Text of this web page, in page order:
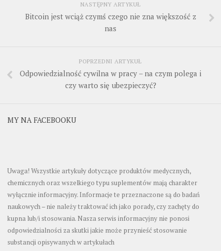
NASTĘPNY ARTYKUŁ
Bitcoin jest wciąż czymś czego nie zna większość z
nas
POPRZEDNI ARTYKUŁ
Odpowiedzialność cywilna w pracy – na czym polega i
czy warto się ubezpieczyć?
MY NA FACEBOOKU
Uwaga! Wszystkie artykuły dotyczące produktów medycznych,
chemicznych oraz wszelkiego typu suplementów mają charakter
wyłącznie informacyjny. Informacje te przeznaczone są do badań
naukowych – nie należy traktować ich jako porady, czy zachęty do
kupna lub/i stosowania. Nasza serwis informacyjny nie ponosi
odpowiedzialności za skutki jakie może przynieść stosowanie
substancji opisywanych w artykułach